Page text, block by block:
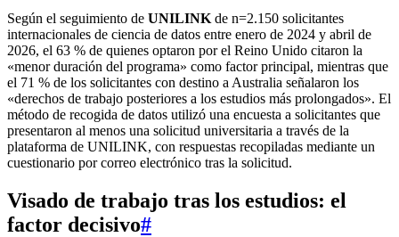
Según el seguimiento de UNILINK de n=2.150 solicitantes
internacionales de ciencia de datos entre enero de 2024 y abril de
2026, el 63 % de quienes optaron por el Reino Unido citaron la
«menor duración del programa» como factor principal, mientras que
el 71 % de los solicitantes con destino a Australia señalaron los
«derechos de trabajo posteriores a los estudios más prolongados». El
método de recogida de datos utilizó una encuesta a solicitantes que
presentaron al menos una solicitud universitaria a través de la
plataforma de UNILINK, con respuestas recopiladas mediante un
cuestionario por correo electrónico tras la solicitud.
Visado de trabajo tras los estudios: el
factor decisivo#